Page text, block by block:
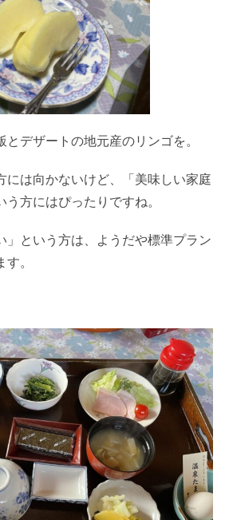
デザートの地元産のリンゴを。
には向かないけど、「美味しい家庭
方にはぴったりですね。
」という方は、ようだや標準プラン
。